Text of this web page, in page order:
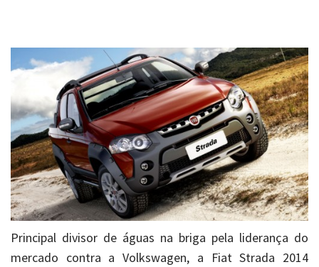
Principal divisor de águas na briga pela liderança do
mercado contra a Volkswagen, a Fiat Strada 2014